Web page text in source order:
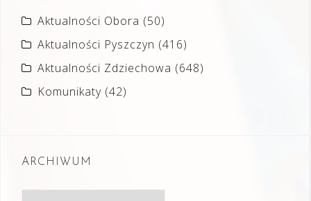
Aktualności Obora (50)
Aktualności Pyszczyn (416)
Aktualności Zdziechowa (648)
Komunikaty (42)
ARCHIWUM